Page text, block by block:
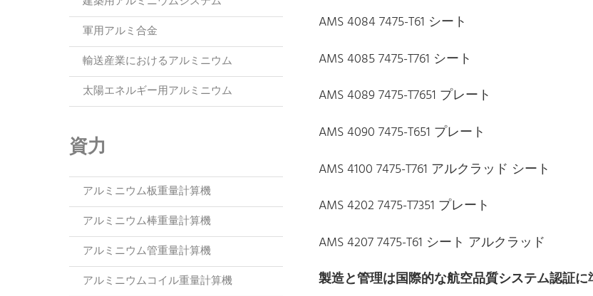
軍用アルミ合金
輸送産業におけるアルミニウム
太陽エネルギー用アルミニウム
資力
アルミニウム板重量計算機
アルミニウム棒重量計算機
アルミニウム管重量計算機
アルミニウムコイル重量計算機
AMS 4084 7475-T61 シート
AMS 4085 7475-T761 シート
AMS 4089 7475-T7651 プレート
AMS 4090 7475-T651 プレート
AMS 4100 7475-T761 アルクラッド シート
AMS 4202 7475-T7351 プレート
AMS 4207 7475-T61 シート アルクラッド
製造と管理は国際的な航空品質システム認証に